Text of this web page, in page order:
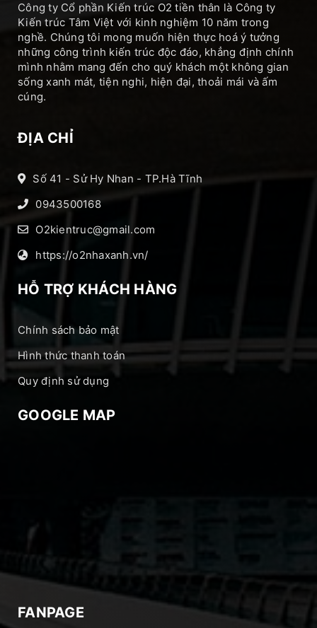
Công ty Cổ phần Kiến trúc O2 tiền thân là Công ty
Kiến trúc Tâm Việt với kinh nghiệm 10 năm trong
nghề. Chúng tôi mong muốn hiện thực hoá ý tưởng
những công trình kiến trúc độc đáo, khẳng định chính
mình nhằm mang đến cho quý khách một không gian
sống xanh mát, tiện nghi, hiện đại, thoải mái và ấm
cúng.
ĐỊA CHỈ
Số 41 - Sử Hy Nhan - TP.Hà Tĩnh
0943500168
O2kientruc@gmail.com
https://o2nhaxanh.vn/
HỖ TRỢ KHÁCH HÀNG
Chính sách bảo mật
Hình thức thanh toán
Quy định sử dụng
GOOGLE MAP
FANPAGE